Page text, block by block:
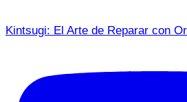
Kintsugi: El Arte de Reparar con